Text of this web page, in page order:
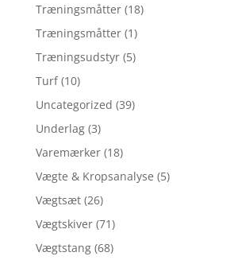
Træningsmåtter (18)
Træningsmåtter (1)
Træningsudstyr (5)
Turf (10)
Uncategorized (39)
Underlag (3)
Varemærker (18)
Vægte & Kropsanalyse (5)
Vægtsæt (26)
Vægtskiver (71)
Vægtstang (68)